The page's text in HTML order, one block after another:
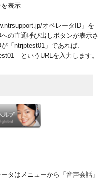
を表示
オペレータID」を
の直通呼び出しボタンが表示さ
「ntrjptest01」であれば、
というURLを入力します。
タはメニューから「音声会話」